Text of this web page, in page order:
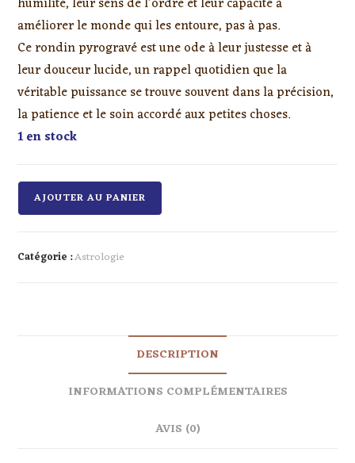
améliorer le monde qui les entoure, pas à pas.
Ce rondin pyrogravé est une ode à leur justesse et à
leur douceur lucide, un rappel quotidien que la
véritable puissance se trouve souvent dans la précision,
la patience et le soin accordé aux petites choses.
1 en stock
AJOUTER AU PANIER
Catégorie :Astrologie
DESCRIPTION
INFORMATIONS COMPLÉMENTAIRES
AVIS (0)